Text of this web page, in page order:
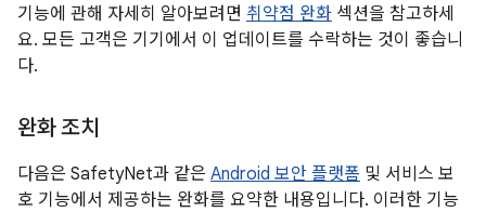
기능에 관해 자세히 알아보려면 취약점 완화 섹션을 참고하세
요. 모든 고객은 기기에서 이 업데이트를 수락하는 것이 좋습니
다.
완화 조치
다음은 SafetyNet과 같은 Android 보안 플랫폼 및 서비스 보
호 기능에서 제공하는 완화를 요약한 내용입니다. 이러한 기능